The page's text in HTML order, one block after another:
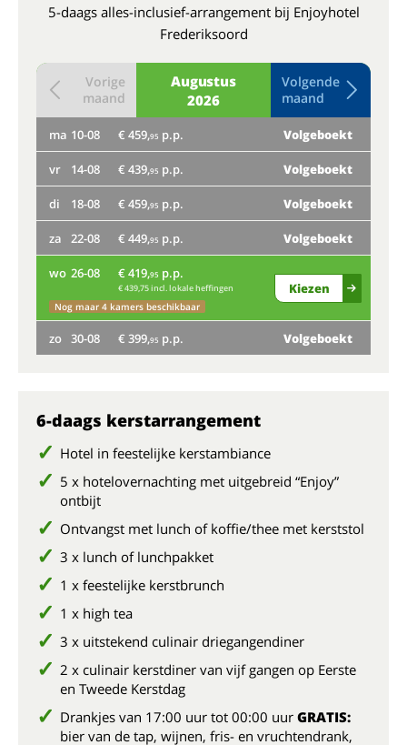
5-daags alles-inclusief-arrangement bij Enjoyhotel
Frederiksoord
Augustus
2026
Vorige
maand
Volgende
maand
ma 10-08 € 459,95 p.p. Volgeboekt
vr 14-08 € 439,95 p.p. Volgeboekt
di 18-08 € 459,95 p.p. Volgeboekt
za 22-08 € 449,95 p.p. Volgeboekt
wo 26-08 € 419,95 p.p.
€ 439,75 incl. lokale heffingen
Nog maar 4 kamers beschikbaar
Kiezen
zo 30-08 € 399,95 p.p. Volgeboekt
6-daags kerstarrangement
Hotel in feestelijke kerstambiance
5 x hotelovernachting met uitgebreid “Enjoy”
ontbijt
Ontvangst met lunch of koffie/thee met kerststol
3 x lunch of lunchpakket
1 x feestelijke kerstbrunch
1 x high tea
3 x uitstekend culinair driegangendiner
2 x culinair kerstdiner van vijf gangen op Eerste
en Tweede Kerstdag
Drankjes van 17:00 uur tot 00:00 uur GRATIS:
bier van de tap, wijnen, fris- en vruchtendrank,